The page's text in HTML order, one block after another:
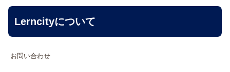
Lerncityについて
お問い合わせ